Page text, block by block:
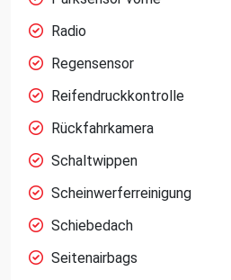
Radio
Regensensor
Reifendruckkontrolle
Rückfahrkamera
Schaltwippen
Scheinwerferreinigung
Schiebedach
Seitenairbags